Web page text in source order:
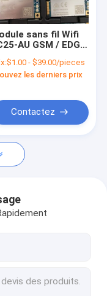
sans fil Wifi
AU GSM / EDGE
LTE-TDD
$1.00 - $39.00/pieces
les derniers prix
Contactez